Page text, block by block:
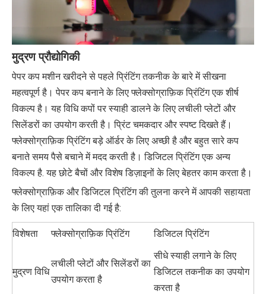
मुद्रण प्रौद्योगिकी
पेपर कप मशीन खरीदने से पहले प्रिंटिंग तकनीक के बारे में सीखना
महत्वपूर्ण है। पेपर कप बनाने के लिए फ्लेक्सोग्राफ़िक प्रिंटिंग एक शीर्ष
विकल्प है। यह विधि कपों पर स्याही डालने के लिए लचीली प्लेटों और
सिलेंडरों का उपयोग करती है। प्रिंट चमकदार और स्पष्ट दिखते हैं।
फ्लेक्सोग्राफ़िक प्रिंटिंग बड़े ऑर्डर के लिए अच्छी है और बहुत सारे कप
बनाते समय पैसे बचाने में मदद करती है। डिजिटल प्रिंटिंग एक अन्य
विकल्प है. यह छोटे बैचों और विशेष डिज़ाइनों के लिए बेहतर काम करता है।
फ्लेक्सोग्राफ़िक और डिजिटल प्रिंटिंग की तुलना करने में आपकी सहायता
के लिए यहां एक तालिका दी गई है:
विशेषता फ्लेक्सोग्राफ़िक प्रिंटिंग डिजिटल प्रिंटिंग
मुद्रण विधि
लचीली प्लेटों और सिलेंडरों का
उपयोग करता है
सीधे स्याही लगाने के लिए
डिजिटल तकनीक का उपयोग
करता है